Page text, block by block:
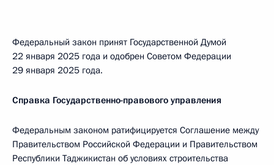
Федеральный закон принят Государственной Думой
22 января 2025 года и одобрен Советом Федерации
29 января 2025 года.
Справка Государственно-правового управления
Федеральным законом ратифицируется Соглашение между
Правительством Российской Федерации и Правительством
Республики Таджикистан об условиях строительства